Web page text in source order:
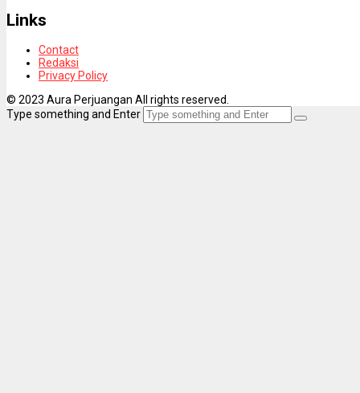
Links
Contact
Redaksi
Privacy Policy
© 2023 Aura Perjuangan All rights reserved.
Type something and Enter